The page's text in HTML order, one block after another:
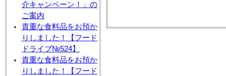
介キャンペーン！」の
ご案内
貴重な食料品をお預か
りしました！【フード
ドライブ№524】
貴重な食料品をお預か
りしました！【フード